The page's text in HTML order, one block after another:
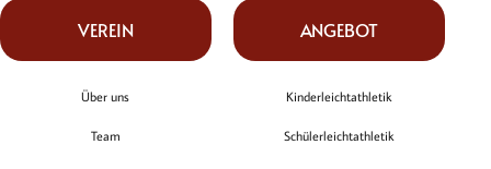
VEREIN
Über uns
Team
ANGEBOT
Kinderleichtathletik
Schülerleichtathletik